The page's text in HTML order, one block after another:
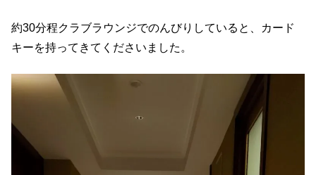
約30分程クラブラウンジでのんびりしていると、カード
キーを持ってきてくださいました。